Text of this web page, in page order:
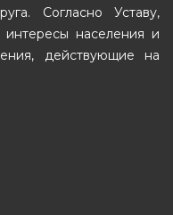
Согласно Уставу,
интересы населения и
действующие на